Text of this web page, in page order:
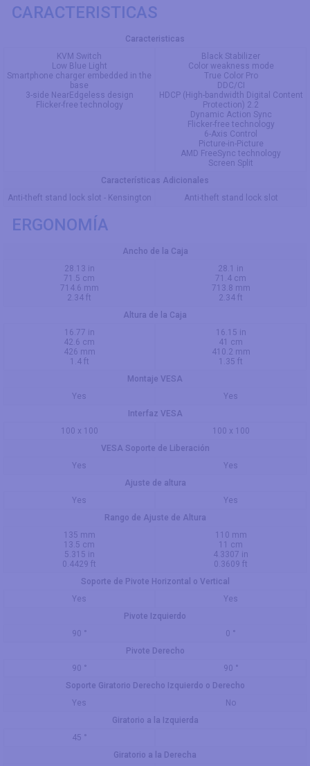
CARACTERISTICAS
Caracteristicas
KVM Switch
Low Blue Light
Smartphone charger embedded in the
base
3-side NearEdgeless design
Flicker-free technology
Black Stabilizer
Color weakness mode
True Color Pro
DDC/CI
HDCP (High-bandwidth Digital Content
Protection) 2.2
Dynamic Action Sync
Flicker-free technology
6-Axis Control
Picture-in-Picture
AMD FreeSync technology
Screen Split
Características Adicionales
Anti-theft stand lock slot - Kensington
Anti-theft stand lock slot
ERGONOMÍA
Ancho de la Caja
28.13 in
71.5 cm
714.6 mm
2.34 ft
28.1 in
71.4 cm
713.8 mm
2.34 ft
Altura de la Caja
16.77 in
42.6 cm
426 mm
1.4 ft
16.15 in
41 cm
410.2 mm
1.35 ft
Montaje VESA
Yes
Yes
Interfaz VESA
100 x 100
100 x 100
VESA Soporte de Liberación
Yes
Yes
Ajuste de altura
Yes
Yes
Rango de Ajuste de Altura
135 mm
13.5 cm
5.315 in
0.4429 ft
110 mm
11 cm
4.3307 in
0.3609 ft
Soporte de Pivote Horizontal o Vertical
Yes
Yes
Pivote Izquierdo
90 °
0 °
Pivote Derecho
90 °
90 °
Soporte Giratorio Derecho Izquierdo o Derecho
Yes
No
Giratorio a la Izquierda
45 °
Giratorio a la Derecha